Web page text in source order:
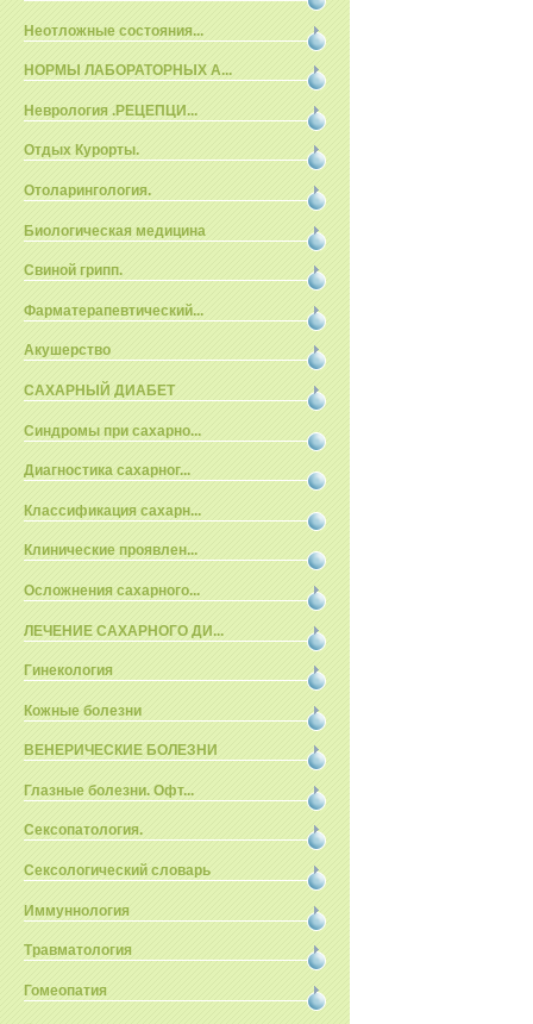
Неотложные состояния...
НОРМЫ ЛАБОРАТОРНЫХ А...
Неврология .РЕЦЕПЦИ...
Отдых Курорты.
Отоларингология.
Биологическая медицина
Свиной грипп.
Фарматерапевтический...
Акушерство
САХАРНЫЙ ДИАБЕТ
Синдромы при сахарно...
Диагностика сахарног...
Классификация сахарн...
Клинические проявлен...
Осложнения сахарного...
ЛЕЧЕНИЕ САХАРНОГО ДИ...
Гинекология
Кожные болезни
ВЕНЕРИЧЕСКИЕ БОЛЕЗНИ
Глазные болезни. Офт...
Сексопатология.
Сексологический словарь
Иммуннология
Травматология
Гомеопатия